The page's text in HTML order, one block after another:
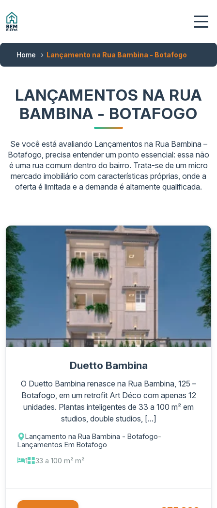
Home Lançamento na Rua Bambina - Botafogo
LANÇAMENTOS NA RUA
BAMBINA - BOTAFOGO
Se você está avaliando Lançamentos na Rua Bambina –
Botafogo, precisa entender um ponto essencial: essa não
é uma rua comum dentro do bairro. Trata-se de um micro
mercado imobiliário com características próprias, onde a
oferta é limitada e a demanda é altamente qualificada.
Duetto Bambina
O Duetto Bambina renasce na Rua Bambina, 125 –
Botafogo, em um retrofit Art Déco com apenas 12
unidades. Plantas inteligentes de 33 a 100 m² em
studios, double studios, [...]
Lançamento na Rua Bambina - Botafogo-
Lançamentos Em Botafogo
1
33 a 100 m² m²